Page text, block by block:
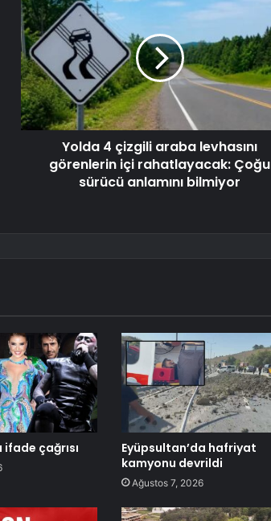
Yolda 4 çizgili araba levhasını
görenlerin içi rahatlayacak: Çoğu
sürücü anlamını bilmiyor
çağrısı
Eyüpsultan’da hafriyat
kamyonu devrildi
Ağustos 7, 2026